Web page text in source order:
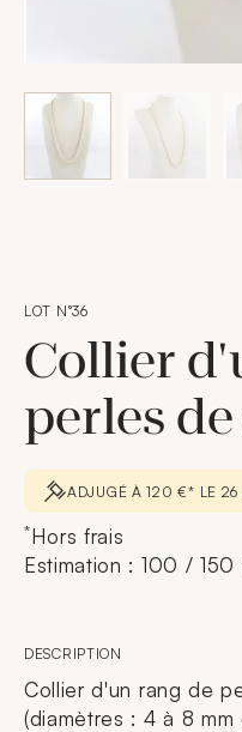
LOT N°36
Collier
perles
ADJUGÉ À 120 €* LE
*Hors frais
Estimation : 100 / 150
DESCRIPTION
Collier d'un rang de
(diamètres : 4 à 8